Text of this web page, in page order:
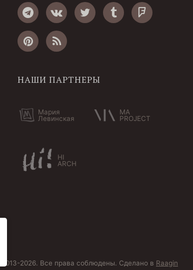
НАШИ ПАРТНЕРЫ
Мария
Левинская
MA
PROJECT
HI
ARCH
2013-2026. Все права соблюдены. Сделано в Raagin